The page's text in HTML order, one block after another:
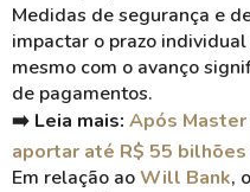
Medidas de segurança e
impactar o prazo
mesmo com o avanço
de pagamentos.
➡️ Leia mais: Após
aportar até R$ 55 bilhões
Em relação aoWill Bank,